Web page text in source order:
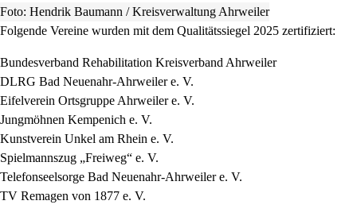
Foto: Hendrik Baumann / Kreisverwaltung Ahrweiler
Folgende Vereine wurden mit dem Qualitätssiegel 2025 zertifiziert:
Bundesverband Rehabilitation Kreisverband Ahrweiler
DLRG Bad Neuenahr-Ahrweiler e. V.
Eifelverein Ortsgruppe Ahrweiler e. V.
Jungmöhnen Kempenich e. V.
Kunstverein Unkel am Rhein e. V.
Spielmannszug „Freiweg“ e. V.
Telefonseelsorge Bad Neuenahr-Ahrweiler e. V.
TV Remagen von 1877 e. V.